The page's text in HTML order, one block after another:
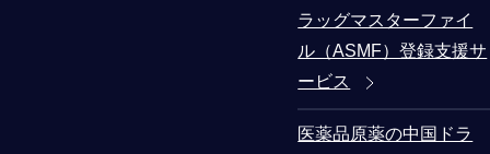
ラッグマスターファイ
ル（ASMF）登録支援サ
ービス
医薬品原薬の中国ドラ